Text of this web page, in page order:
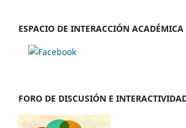
ESPACIO DE INTERACCIÓN
FORO DE DISCUSIÓN E